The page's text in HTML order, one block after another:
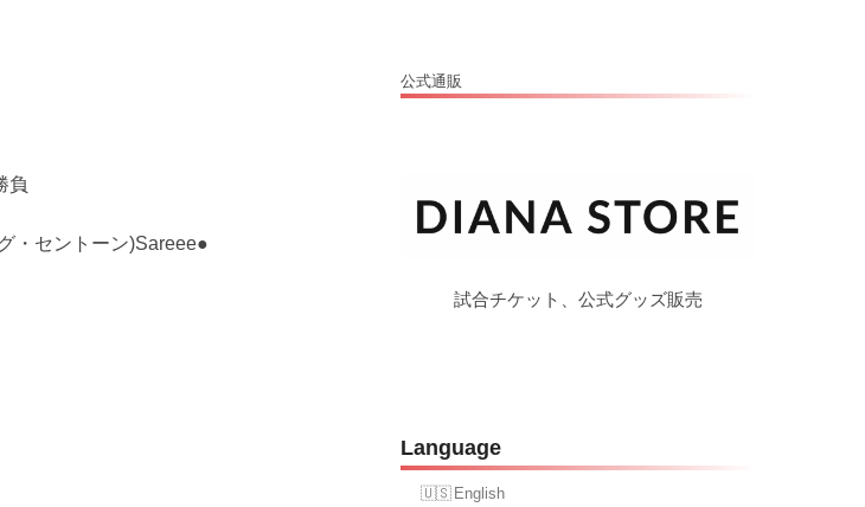
負
・セントーン)Sareee●
公式通販
試合チケット、公式グッズ販売
Language
English